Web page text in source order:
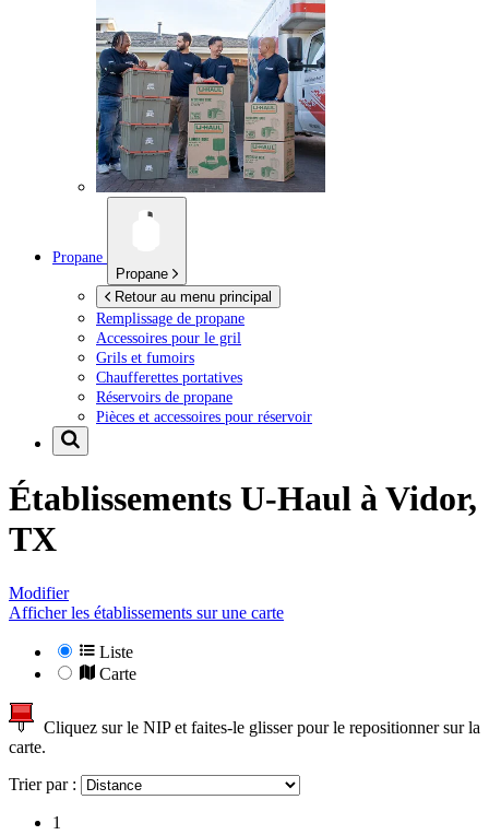
Propane
Propane
Retour au menu principal
Remplissage de propane
Accessoires pour le gril
Grils et fumoirs
Chaufferettes portatives
Réservoirs de propane
Pièces et accessoires pour réservoir
Établissements U-Haul à Vidor,
TX
Modifier
Afficher les établissements sur une carte
Liste
Carte
Cliquez sur le NIP et faites-le glisser pour le repositionner sur la
carte.
Trier par :
1